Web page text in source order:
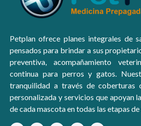
Petplan ofrece planes integrales de
pensados para brindar a sus
preventiva, acompañamiento
continua para perros y gatos.
tranquilidad a través de coberturas
personalizada y servicios que apoyan
de cada mascota en todas las etapas de